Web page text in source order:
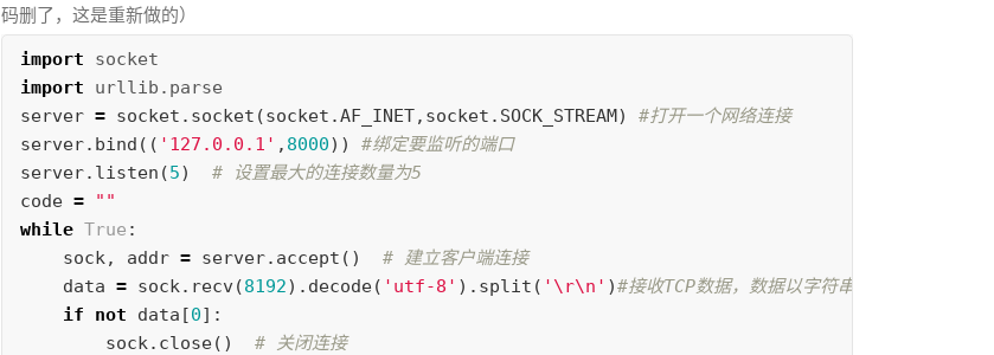
码删了，这是重新做的）
import
socket
import
urllib.parse
server = socket . socket (socket .AF_INET, socket . SOCK_STREAM)
#打开一个网络连接
server. bind (( '127.0.0.1' , 8000))
#绑定要监听的端口
server. listen (5)
code =
""
while True :
sock, addr = server. accept ()
# 建立客户端连接
data = sock. recv(8192). decode( 'utf-8' ). split ( ' \r\n ' )
if
not data [0]:
sock. close()
# 关闭连接